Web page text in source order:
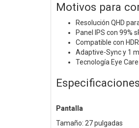
Motivos para
Resolución QHD
Panel IPS con 99%
Compatible con
Adaptive-Sync y 1
Tecnología Eye
Pantalla
Tamaño: 27 pulgadas